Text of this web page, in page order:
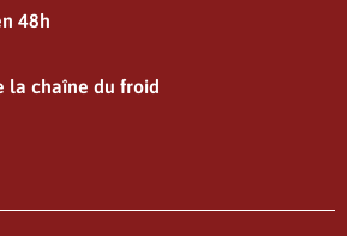
48h
la chaîne du froid